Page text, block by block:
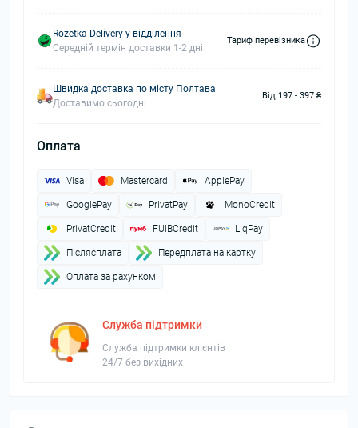
Rozetka Delivery у відділення
Середній термін доставки 1-2 дні
Тариф перевізника
Швидка доставка по місту Полтава
Доставимо сьогодні
Від 197 - 397 ₴
Оплата
Visa Mastercard ApplePay
GooglePay PrivatPay MonoCredit
PrivatCredit FUIBCredit LiqPay
Пiслясплата Передплата на картку
Оплата за рахунком
Служба підтримки
Служба підтримки клієнтів
24/7 без вихідних